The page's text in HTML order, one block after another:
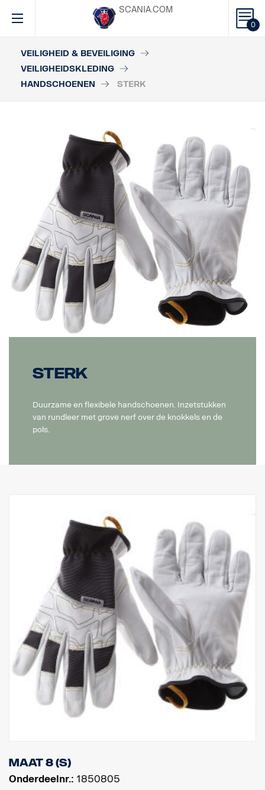
0
SCANIA.COM
VEILIGHEID & BEVEILIGING
VEILIGHEIDSKLEDING
HANDSCHOENEN
STERK
Sterk
Duurzame en flexibele handschoenen. Inzetstukken
van rundleer met grove nerf over de knokkels en de
pols.
Maat 8 (S)
Onderdeelnr.: 1850805